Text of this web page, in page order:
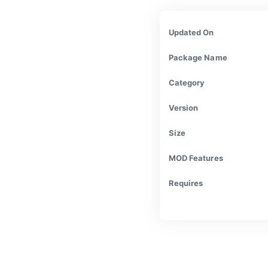
Updated On
Package Name
Category
Version
Size
MOD Features
Requires